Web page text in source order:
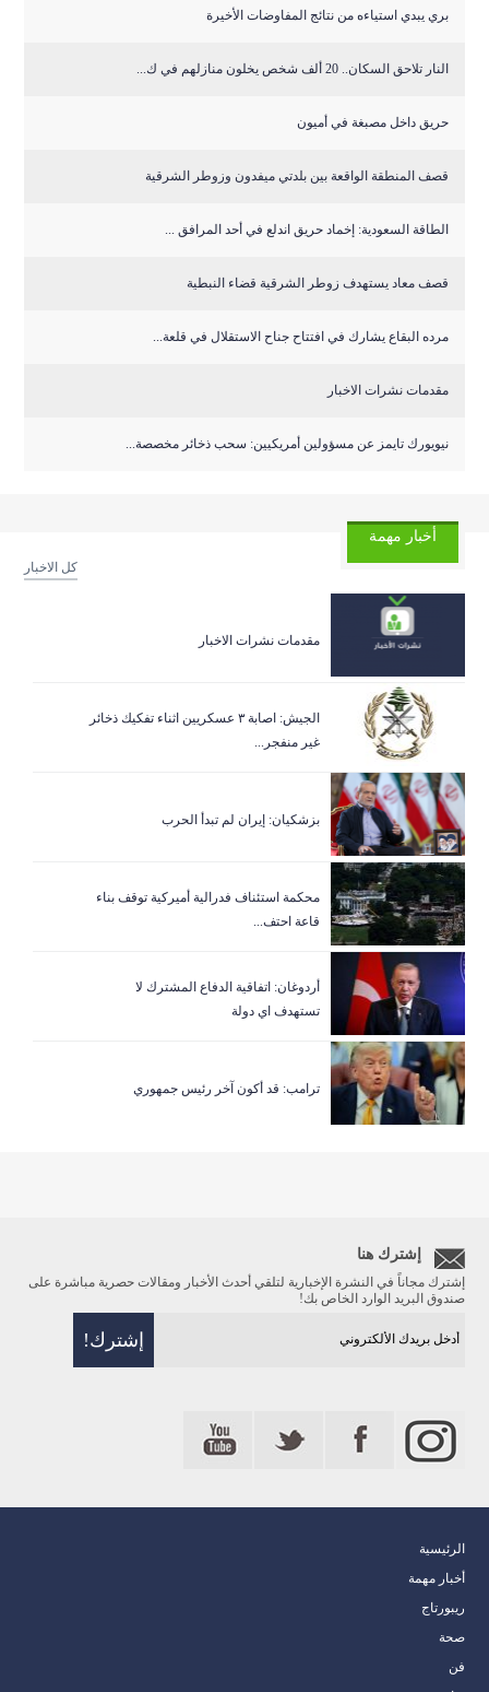
بري يبدي استياءه من نتائج المفاوضات الأخيرة
النار تلاحق السكان.. 20 ألف شخص يخلون منازلهم في ك...
حريق داخل مصبغة في أميون
قصف المنطقة الواقعة بين بلدتي ميفدون وزوطر الشرقية
‏الطاقة السعودية: إخماد حريق اندلع في أحد المرافق ...
قصف معاد يستهدف زوطر الشرقية قضاء النبطية
مرده البقاع يشارك في افتتاح جناح الاستقلال في قلعة...
مقدمات نشرات الاخبار
نيويورك تايمز عن مسؤولين أمريكيين: سحب ذخائر مخصصة...
أخبار مهمة
كل الاخبار
مقدمات نشرات الاخبار
الجيش: اصابة ٣ عسكريين اثناء تفكيك ذخائر
غير منفجر...
بزشكيان: إيران لم تبدأ الحرب
‏محكمة استئناف فدرالية أميركية توقف بناء
قاعة احتف...
أردوغان: اتفاقية الدفاع المشترك لا
تستهدف اي دولة
ترامب: قد أكون آخر رئيس جمهوري
إشترك هنا
إشترك مجاناً في النشرة الإخبارية لتلقي أحدث الأخبار ومقالات حصرية مباشرة على
صندوق البريد الوارد الخاص بك!
الرئيسية
أخبار مهمة
ريبورتاج
صحة
فن